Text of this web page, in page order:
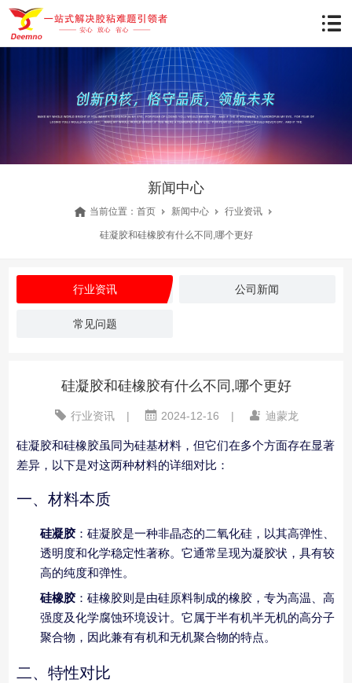
新闻中心
当前位置： 首页 新闻中心 行业资讯
硅凝胶和硅橡胶有什么不同,哪个更好
行业资讯 公司新闻
常见问题
硅凝胶和硅橡胶有什么不同,哪个更好
行业资讯 | 2024-12-16 | 迪蒙龙
硅凝胶和硅橡胶虽同为硅基材料，但它们在多个方面存在显著
差异，以下是对这两种材料的详细对比：
一、材料本质
硅凝胶：硅凝胶是一种非晶态的二氧化硅，以其高弹性、
透明度和化学稳定性著称。它通常呈现为凝胶状，具有较
高的纯度和弹性。
硅橡胶：硅橡胶则是由硅原料制成的橡胶，专为高温、高
强度及化学腐蚀环境设计。它属于半有机半无机的高分子
聚合物，因此兼有有机和无机聚合物的特点。
二、特性对比